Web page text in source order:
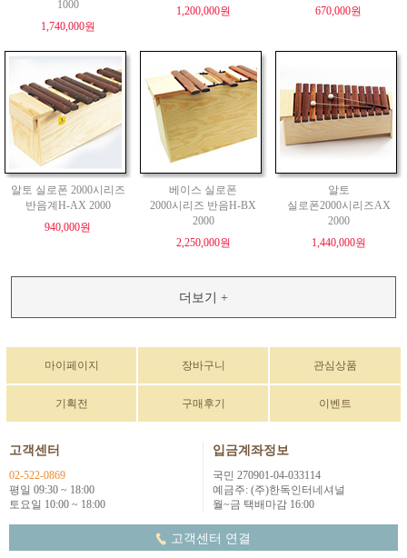
1000
1,740,000원
1,200,000원
670,000원
알토 실로폰 2000시리즈
반음계H-AX 2000
940,000원
베이스 실로폰
2000시리즈 반음H-BX
2000
2,250,000원
알토
실로폰2000시리즈AX
2000
1,440,000원
더보기 +
마이페이지 장바구니 관심상품
기획전 구매후기 이벤트
고객센터
02-522-0869
평일 09:30 ~ 18:00
토요일 10:00 ~ 18:00
입금계좌정보
국민 270901-04-033114
예금주: (주)한독인터네셔널
월~금 택배마감 16:00
고객센터 연결